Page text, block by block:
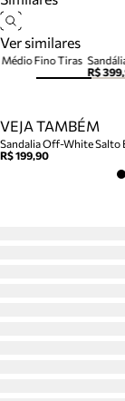
Ver similares
R$
Fino Tiras
VEJA TAMBÉM
Sandalia Off-White Salto
R$ 199,90